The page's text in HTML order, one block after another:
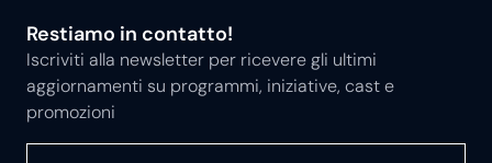
Restiamo in contatto!
Iscriviti alla newsletter per ricevere gli ultimi
aggiornamenti su programmi, iniziative, cast e
promozioni